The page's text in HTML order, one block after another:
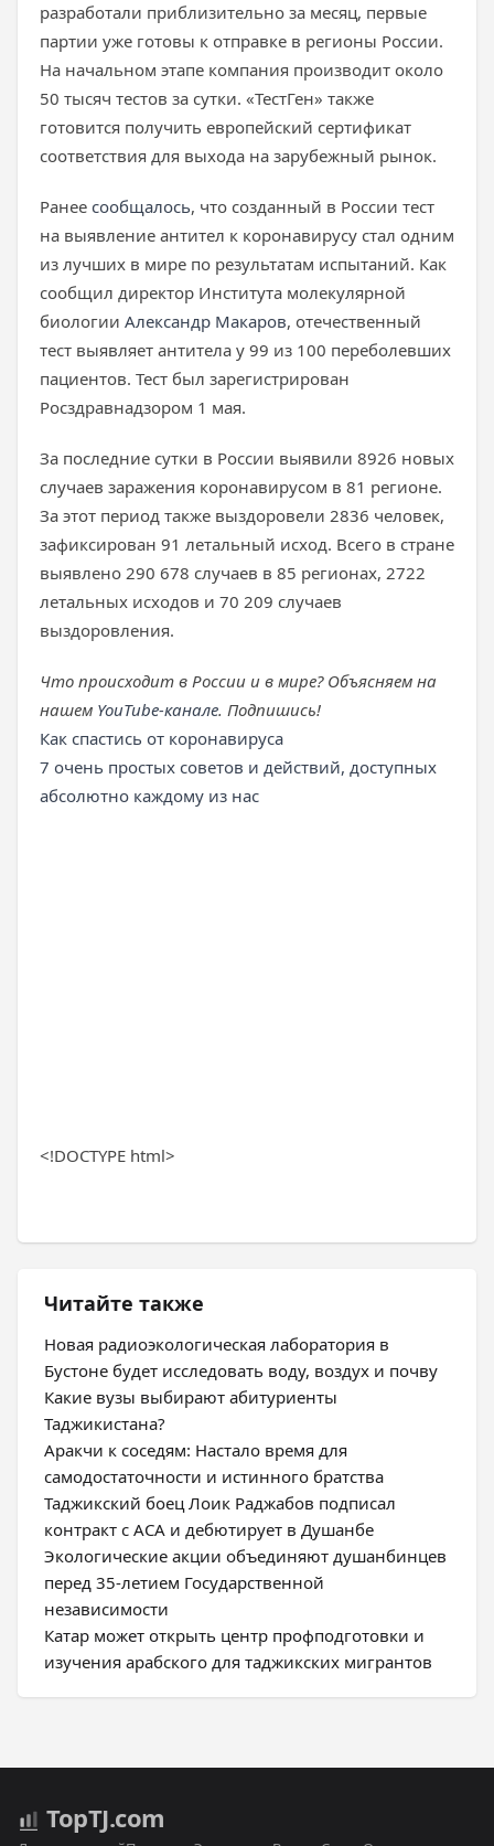
разработали приблизительно за месяц, первые
партии уже готовы к отправке в регионы России.
На начальном этапе компания производит около
50 тысяч тестов за сутки. «ТестГен» также
готовится получить европейский сертификат
соответствия для выхода на зарубежный рынок.
Ранее сообщалось, что созданный в России тест
на выявление антител к коронавирусу стал одним
из лучших в мире по результатам испытаний. Как
сообщил директор Института молекулярной
биологии Александр Макаров, отечественный
тест выявляет антитела у 99 из 100 переболевших
пациентов. Тест был зарегистрирован
Росздравнадзором 1 мая.
За последние сутки в России выявили 8926 новых
случаев заражения коронавирусом в 81 регионе.
За этот период также выздоровели 2836 человек,
зафиксирован 91 летальный исход. Всего в стране
выявлено 290 678 случаев в 85 регионах, 2722
летальных исходов и 70 209 случаев
выздоровления.
Что происходит в России и в мире? Объясняем на
нашем YouTube-канале. Подпишись!
Как спастись от коронавируса
7 очень простых советов и действий, доступных
абсолютно каждому из нас
<!DOCTYPE html>
Читайте также
Новая радиоэкологическая лаборатория в
Бустоне будет исследовать воду, воздух и почву
Какие вузы выбирают абитуриенты
Таджикистана?
Аракчи к соседям: Настало время для
самодостаточности и истинного братства
Таджикский боец Лоик Раджабов подписал
контракт с ACA и дебютирует в Душанбе
Экологические акции объединяют душанбинцев
перед 35-летием Государственной
независимости
Катар может открыть центр профподготовки и
изучения арабского для таджикских мигрантов
TopTJ.com